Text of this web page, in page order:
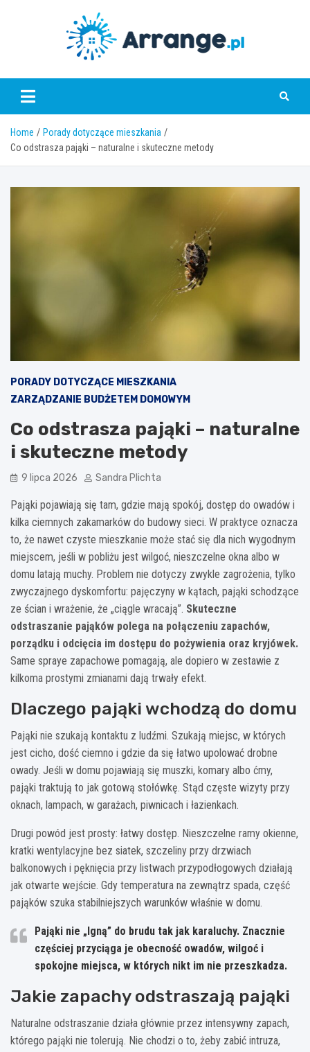
www.arrange.pl
Home
Porady dotyczące mieszkania
Co odstrasza pająki – naturalne i skuteczne metody
PORADY DOTYCZĄCE MIESZKANIA
ZARZĄDZANIE BUDŻETEM DOMOWYM
Co odstrasza pająki – naturalne
i skuteczne metody
9 lipca 2026 Sandra Plichta
Pająki pojawiają się tam, gdzie mają spokój, dostęp do owadów i
kilka ciemnych zakamarków do budowy sieci. W praktyce oznacza
to, że nawet czyste mieszkanie może stać się dla nich wygodnym
miejscem, jeśli w pobliżu jest wilgoć, nieszczelne okna albo w
domu latają muchy. Problem nie dotyczy zwykle zagrożenia, tylko
zwyczajnego dyskomfortu: pajęczyny w kątach, pająki schodzące
ze ścian i wrażenie, że „ciągle wracają”. Skuteczne
odstraszanie pająków polega na połączeniu zapachów,
porządku i odcięcia im dostępu do pożywienia oraz kryjówek.
Same spraye zapachowe pomagają, ale dopiero w zestawie z
kilkoma prostymi zmianami dają trwały efekt.
Dlaczego pająki wchodzą do domu
Pająki nie szukają kontaktu z ludźmi. Szukają miejsc, w których
jest cicho, dość ciemno i gdzie da się łatwo upolować drobne
owady. Jeśli w domu pojawiają się muszki, komary albo ćmy,
pająki traktują to jak gotową stołówkę. Stąd częste wizyty przy
oknach, lampach, w garażach, piwnicach i łazienkach.
Drugi powód jest prosty: łatwy dostęp. Nieszczelne ramy okienne,
kratki wentylacyjne bez siatek, szczeliny przy drzwiach
balkonowych i pęknięcia przy listwach przypodłogowych działają
jak otwarte wejście. Gdy temperatura na zewnątrz spada, część
pająków szuka stabilniejszych warunków właśnie w domu.
Pająki nie „lgną” do brudu tak jak karaluchy. Znacznie
częściej przyciąga je obecność owadów, wilgoć i
spokojne miejsca, w których nikt im nie przeszkadza.
Jakie zapachy odstraszają pająki
Naturalne odstraszanie działa głównie przez intensywny zapach,
którego pająki nie tolerują. Nie chodzi o to, żeby zabić intruza,